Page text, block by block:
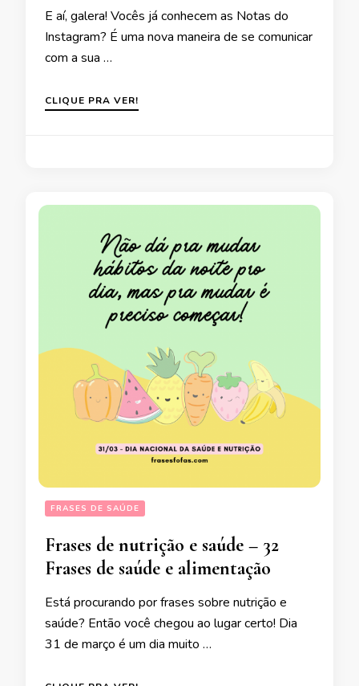
E aí, galera! Vocês já conhecem as Notas do
Instagram? É uma nova maneira de se comunicar
com a sua …
CLIQUE PRA VER!
FRASES DE SAÚDE
Frases de nutrição e saúde – 32
Frases de saúde e alimentação
Está procurando por frases sobre nutrição e
saúde? Então você chegou ao lugar certo! Dia
31 de março é um dia muito …